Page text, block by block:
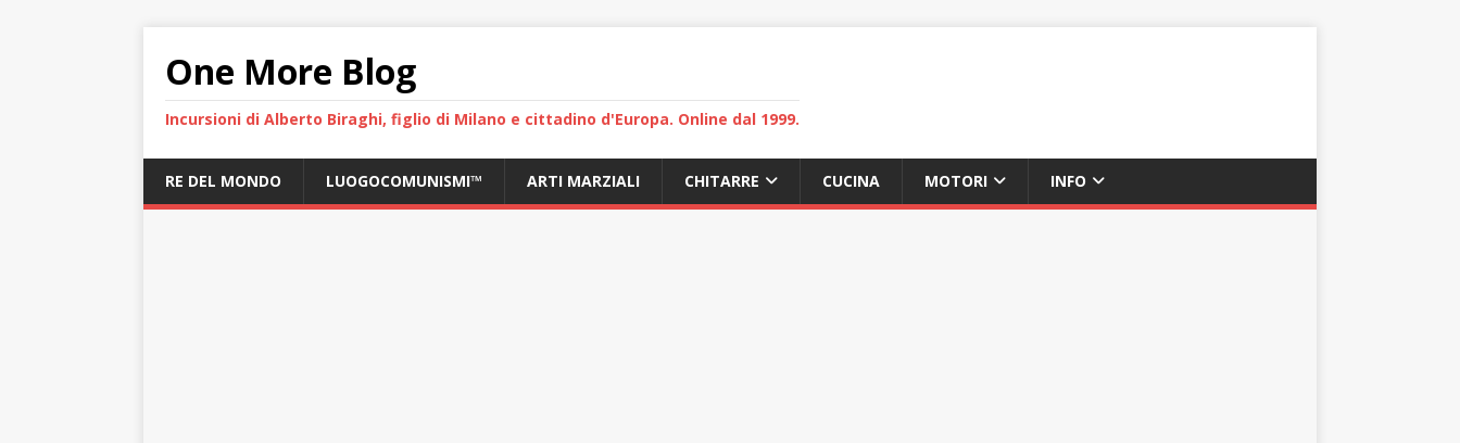
One More Blog
Incursioni di Alberto Biraghi, figlio di Milano e cittadino d'Europa. Online dal 1999.
RE DEL MONDO LUOGOCOMUNISMI™ ARTI MARZIALI CHITARRE CUCINA MOTORI INFO